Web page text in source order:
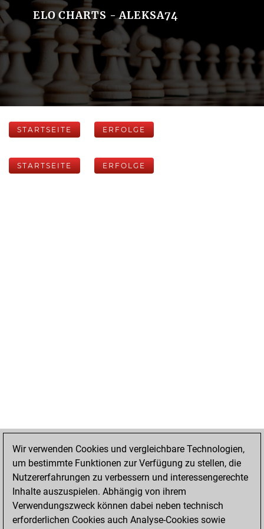
ELO CHARTS - ALEKSA74
STARTSEITE ERFOLGE
STARTSEITE ERFOLGE
Wir verwenden Cookies und vergleichbare Technologien,
um bestimmte Funktionen zur Verfügung zu stellen, die
Nutzererfahrungen zu verbessern und interessengerechte
Inhalte auszuspielen. Abhängig von ihrem
Verwendungszweck können dabei neben technisch
erforderlichen Cookies auch Analyse-Cookies sowie